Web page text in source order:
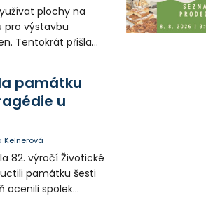
plochy na
pro výstavbu
Tentokrát přišla
památku
u
Kelnerová
82. výročí Životické
památku šesti
ocenili spolek